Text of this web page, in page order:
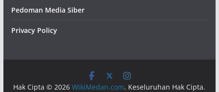
Pedoman Media Siber
Privacy Policy
Hak Cipta © 2026WikiMedan.com. Keseluruhan Hak Cipta.